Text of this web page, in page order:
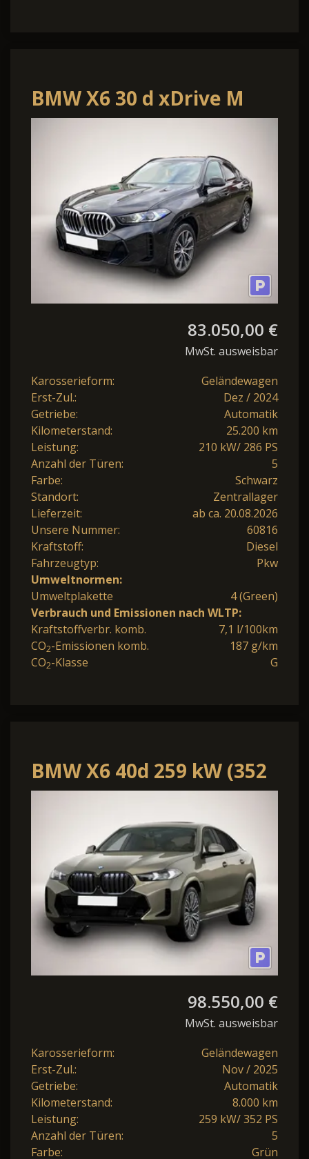
BMW X6 30 d xDrive M
Sport*UPE 118.000¤*
83.050,00 €
MwSt. ausweisbar
Karosserieform:
Geländewagen
Erst-Zul.:
Dez / 2024
Getriebe:
Automatik
Kilometerstand:
25.200 km
Leistung:
210 kW/ 286 PS
Anzahl der Türen:
5
Farbe:
Schwarz
Standort:
Zentrallager
Lieferzeit:
ab ca. 20.08.2026
Unsere Nummer:
60816
Kraftstoff:
Diesel
Fahrzeugtyp:
Pkw
Umweltnormen:
Umweltplakette
4 (Green)
Verbrauch und Emissionen nach WLTP:
Kraftstoffverbr. komb.
7,1 l/100km
CO2-Emissionen komb.
187 g/km
CO2-Klasse G
BMW X6 40d 259 kW (352
PS) 8-Gang Steptronic
98.550,00 €
MwSt. ausweisbar
Karosserieform:
Geländewagen
Erst-Zul.:
Nov / 2025
Getriebe:
Automatik
Kilometerstand:
8.000 km
Leistung:
259 kW/ 352 PS
Anzahl der Türen:
5
Farbe:
Grün